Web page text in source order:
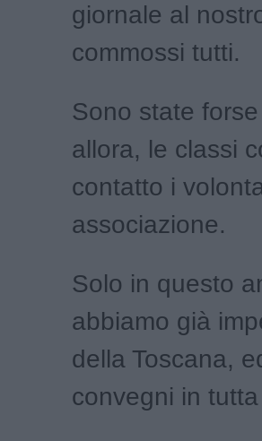
giornale al
commossi tutti.
Sono state
allora, le classi
contatto i
associazione.
Solo in questo
abbiamo già
della Toscana,
convegni in